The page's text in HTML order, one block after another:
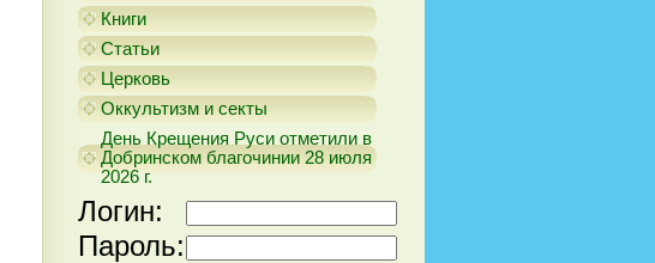
Книги
Статьи
Церковь
Оккультизм и секты
День Крещения Руси отметили в
Добринском благочинии 28 июля
2026 г.
Логин:
Пароль: